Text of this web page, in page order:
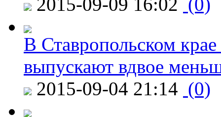
В Ставропольском
выпускают вдвое
2015-09-04 21:14 (0)